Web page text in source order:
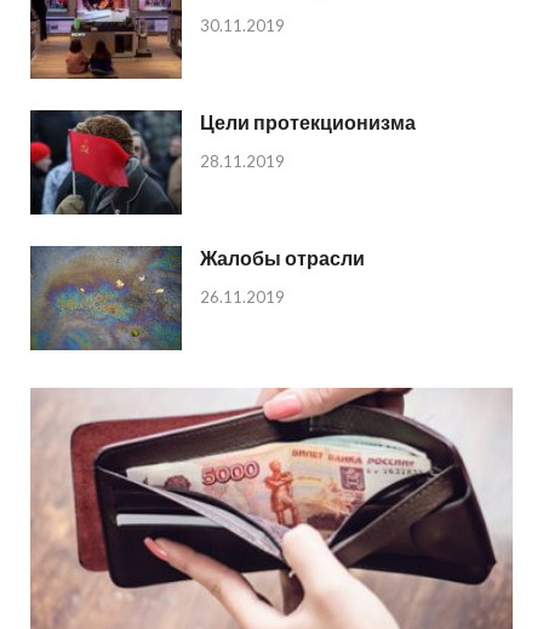
30.11.2019
Цели протекционизма
28.11.2019
Жалобы отрасли
26.11.2019